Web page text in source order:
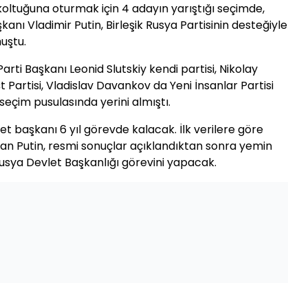
oturmak için 4 adayın yarıştığı seçimde,
Vladimir Putin, Birleşik Rusya Partisinin desteğiyle
Başkanı Leonid Slutskiy kendi partisi, Nikolay
Partisi, Vladislav Davankov da Yeni İnsanlar Partisi
pusulasında yerini almıştı.
başkanı 6 yıl görevde kalacak. İlk verilere göre
Putin, resmi sonuçlar açıklandıktan sonra yemin
Devlet Başkanlığı görevini yapacak.